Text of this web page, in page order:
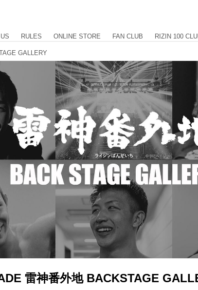
RULES ONLINE STORE FAN CLUB RIZIN 100
GALLERY
雷神番外地 BACKSTAGE